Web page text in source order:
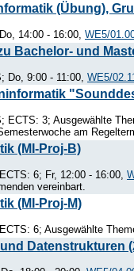
(Übung),
14:00 - 16:00, WE5/
Bachelor- und
Do, 9:00 - 11:00, WE5/
ECTS: 3; Ausgewählte
am
(MI-Proj-B)
6; Fr, 12:00 - 16:00,
vereinbart.
(MI-Proj-M)
6; Ausgewählte
Datenstrukturen